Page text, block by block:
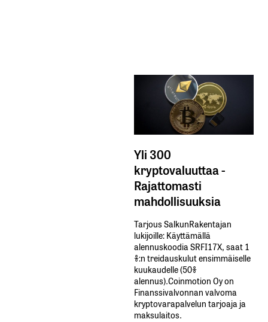
Yli 300
kryptovaluuttaa -
Rajattomasti
mahdollisuuksia
Tarjous SalkunRakentajan
lukijoille: Käyttämällä​ ​
alennuskoodia​ ​SRFI17X,​ ​saat​ ​1
%:n treidauskulut​ ​ensimmäiselle​ ​
kuukaudelle​ ​(50%​ ​
alennus).Coinmotion Oy on
Finanssivalvonnan valvoma
kryptovarapalvelun tarjoaja ja
maksulaitos.